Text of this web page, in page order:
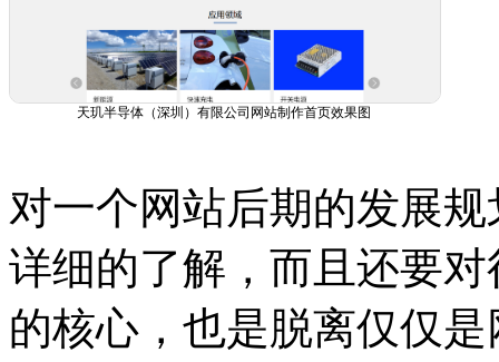
天玑半导体（深圳）有限公司网站制作首页效果图
对一个网站后期的发展
详细的了解，而且还要
的核心，也是脱离仅仅